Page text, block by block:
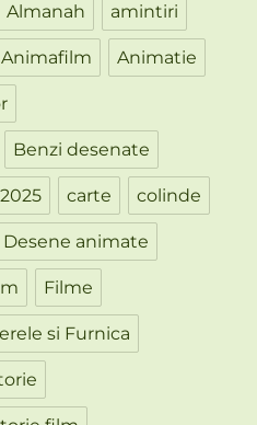
Almanah amintiri
Animafilm Animatie
Benzi desenate
carte colinde
Desene animate
Filme
si Furnica